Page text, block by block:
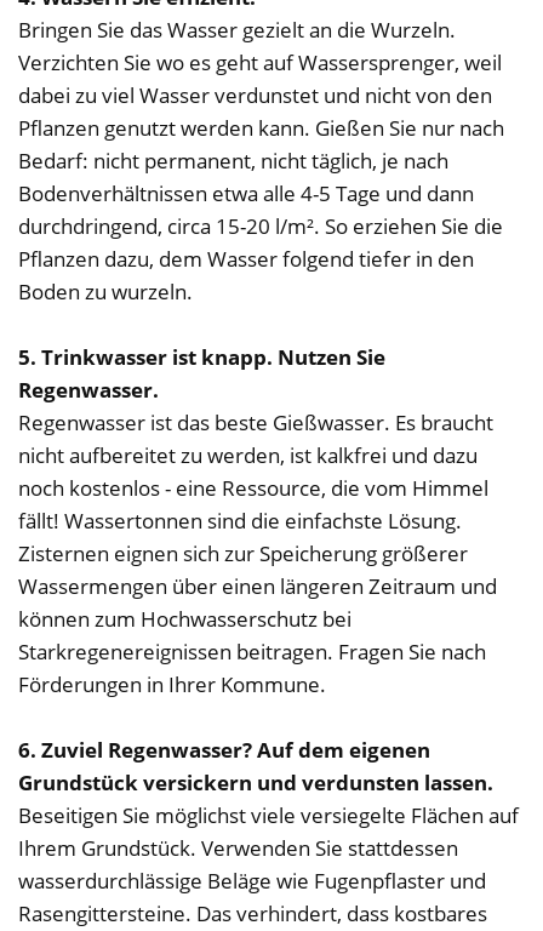
Bringen Sie das Wasser gezielt an die Wurzeln.
Verzichten Sie wo es geht auf Wassersprenger, weil
dabei zu viel Wasser verdunstet und nicht von den
Pflanzen genutzt werden kann. Gießen Sie nur nach
Bedarf: nicht permanent, nicht täglich, je nach
Bodenverhältnissen etwa alle 4-5 Tage und dann
durchdringend, circa 15-20 l/m². So erziehen Sie die
Pflanzen dazu, dem Wasser folgend tiefer in den
Boden zu wurzeln.
5. Trinkwasser ist knapp. Nutzen Sie
Regenwasser.
Regenwasser ist das beste Gießwasser. Es braucht
nicht aufbereitet zu werden, ist kalkfrei und dazu
noch kostenlos - eine Ressource, die vom Himmel
fällt! Wassertonnen sind die einfachste Lösung.
Zisternen eignen sich zur Speicherung größerer
Wassermengen über einen längeren Zeitraum und
können zum Hochwasserschutz bei
Starkregenereignissen beitragen. Fragen Sie nach
Förderungen in Ihrer Kommune.
6. Zuviel Regenwasser? Auf dem eigenen
Grundstück versickern und verdunsten lassen.
Beseitigen Sie möglichst viele versiegelte Flächen auf
Ihrem Grundstück. Verwenden Sie stattdessen
wasserdurchlässige Beläge wie Fugenpflaster und
Rasengittersteine. Das verhindert, dass kostbares